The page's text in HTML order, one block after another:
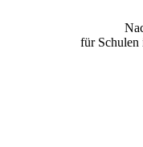
für Schulen